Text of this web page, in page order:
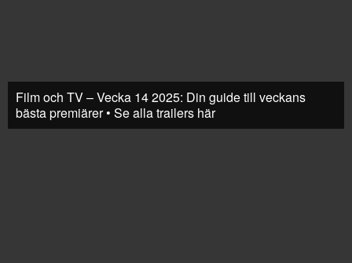
Film och TV – Vecka 14 2025: Din guide till veckans
bästa premiärer • Se alla trailers här